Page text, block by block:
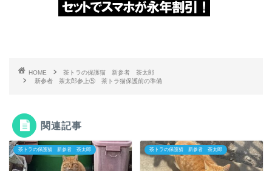
HOME
茶トラの保護猫 新参者 茶太郎
新参者 茶太郎参上⑤ 茶トラ猫保護前の準備
関連記事
茶トラの保護猫 新参者 茶太郎 茶トラの保護猫 新参者 茶太郎